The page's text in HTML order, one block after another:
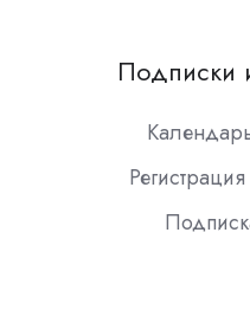
Подписки